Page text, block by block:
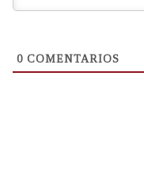
0 COMENTARIOS